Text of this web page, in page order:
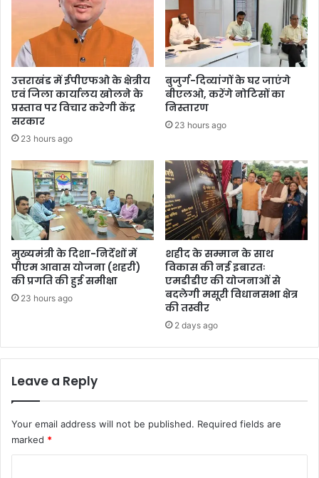
उत्तराखंड में ईपीएफओ के क्षेत्रीय
एवं जिला कार्यालय खोलने के
प्रस्ताव पर विचार करेगी केंद्र
सरकार
23 hours ago
बुजुर्ग-दिव्यांगों के घर जाएंगे
बीएलओ, करेंगे नोटिसों का
निस्तारण
23 hours ago
मुख्यमंत्री के दिशा-निर्देशों में
पीएम आवास योजना (शहरी)
की प्रगति की हुई समीक्षा
23 hours ago
शहीद के सम्मान के साथ
विकास की नई इबारतः
एमडीडीए की योजनाओं से
बदलेगी मसूरी विधानसभा क्षेत्र
की तस्वीर
2 days ago
Leave a Reply
Your email address will not be published. Required fields are
marked *